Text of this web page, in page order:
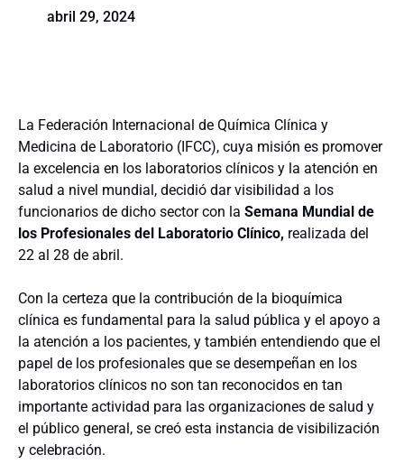
abril 29, 2024
La Federación Internacional de Química Clínica y
Medicina de Laboratorio (IFCC), cuya misión es promover
la excelencia en los laboratorios clínicos y la atención en
salud a nivel mundial, decidió dar visibilidad a los
funcionarios de dicho sector con la Semana Mundial de
los Profesionales del Laboratorio Clínico, realizada del
22 al 28 de abril.
Con la certeza que la contribución de la bioquímica
clínica es fundamental para la salud pública y el apoyo a
la atención a los pacientes, y también entendiendo que el
papel de los profesionales que se desempeñan en los
laboratorios clínicos no son tan reconocidos en tan
importante actividad para las organizaciones de salud y
el público general, se creó esta instancia de visibilización
y celebración.